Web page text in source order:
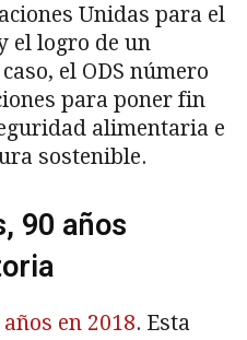
Unidas para el
el logro de un
el ODS número
para poner fin
alimentaria e
sostenible.
90 años
en 2018. Esta